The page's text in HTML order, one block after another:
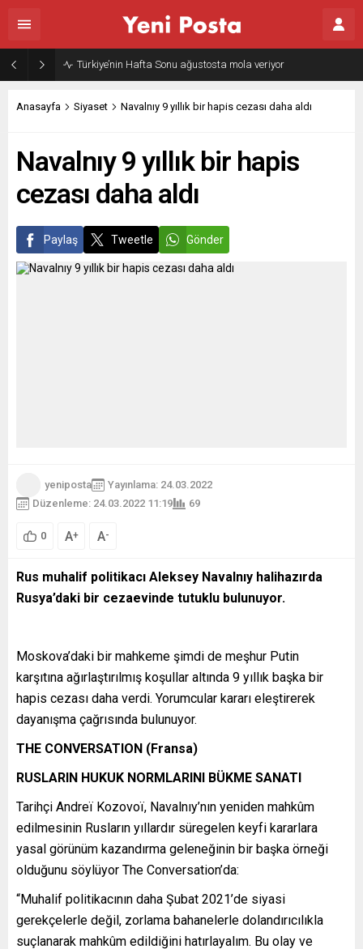
Türkiye’nin Hafta Sonu ağustosta mola veriyor
Anasayfa Siyaset Navalnıy 9 yıllık bir hapis cezası daha aldı
Navalnıy 9 yıllık bir hapis
cezası daha aldı
Paylaş Tweetle Gönder
yeniposta
Yayınlama: 24.03.2022
Düzenleme: 24.03.2022 11:19
69
0 A+ A-
Rus muhalif politikacı Aleksey Navalnıy halihazırda
Rusya’daki bir cezaevinde tutuklu bulunuyor.
Moskova’daki bir mahkeme şimdi de meşhur Putin
karşıtına ağırlaştırılmış koşullar altında 9 yıllık başka bir
hapis cezası daha verdi. Yorumcular kararı eleştirerek
dayanışma çağrısında bulunuyor.
THE CONVERSATION (Fransa)
RUSLARIN HUKUK NORMLARINI BÜKME SANATI
Tarihçi Andreï Kozovoï, Navalnıy’nın yeniden mahkûm
edilmesinin Rusların yıllardır süregelen keyfi kararlara
yasal görünüm kazandırma geleneğinin bir başka örneği
olduğunu söylüyor The Conversation’da:
“Muhalif politikacının daha Şubat 2021’de siyasi
gerekçelerle değil, zorlama bahanelerle dolandırıcılıkla
suçlanarak mahkûm edildiğini hatırlayalım. Bu olay ve